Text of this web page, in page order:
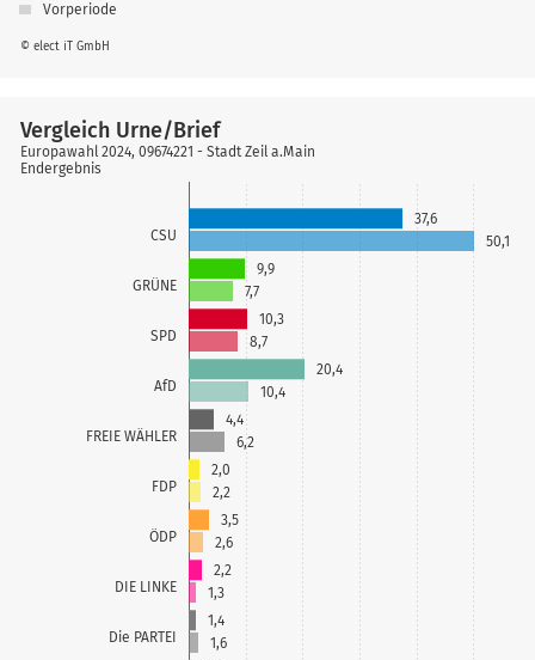
© elect iT GmbH
Vorperiode
CSU
GRÜNE
SPD
AfD
FREIE WÄHLER
FDP
ÖDP
DIE LINKE
Die PARTEI
50,1
7,7
8,7
10,4
6,2
2,2
2,6
1,3
1,6
37,6
9,9
10,3
20,4
4,4
2,0
3,5
2,2
1,4
Vergleich Urne/Brief
Europawahl 2024, 09674221 - Stadt Zeil a.Main
Endergebnis